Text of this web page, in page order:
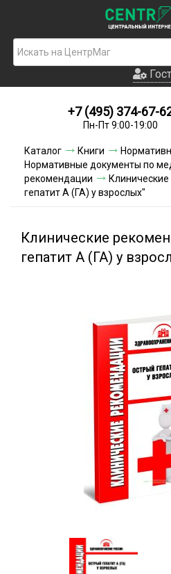
Условия
Условия
Акции и
+7 (495) 374-67-
Пн-Пт 9:00-19:00
Каталог Книги
Нормативные документы по
рекомендации
гепатит A (ГА) у взрослых"
Клинические
гепатит A (ГА) у